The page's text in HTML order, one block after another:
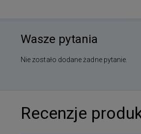
Wasze pytania
Nie zostało dodane żadne pytanie.
Recenzje